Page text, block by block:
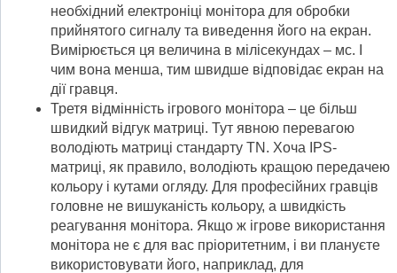
необхідний електроніці монітора для обробки
прийнятого сигналу та виведення його на екран.
Вимірюється ця величина в мілісекундах – мс. І
чим вона менша, тим швидше відповідає екран на
дії гравця.
Третя відмінність ігрового монітора – це більш
швидкий відгук матриці. Тут явною перевагою
володіють матриці стандарту TN. Хоча IPS-
матриці, як правило, володіють кращою передачею
кольору і кутами огляду. Для професійних гравців
головне не вишуканість кольору, а швидкість
реагування монітора. Якщо ж ігрове використання
монітора не є для вас пріоритетним, і ви плануєте
використовувати його, наприклад, для